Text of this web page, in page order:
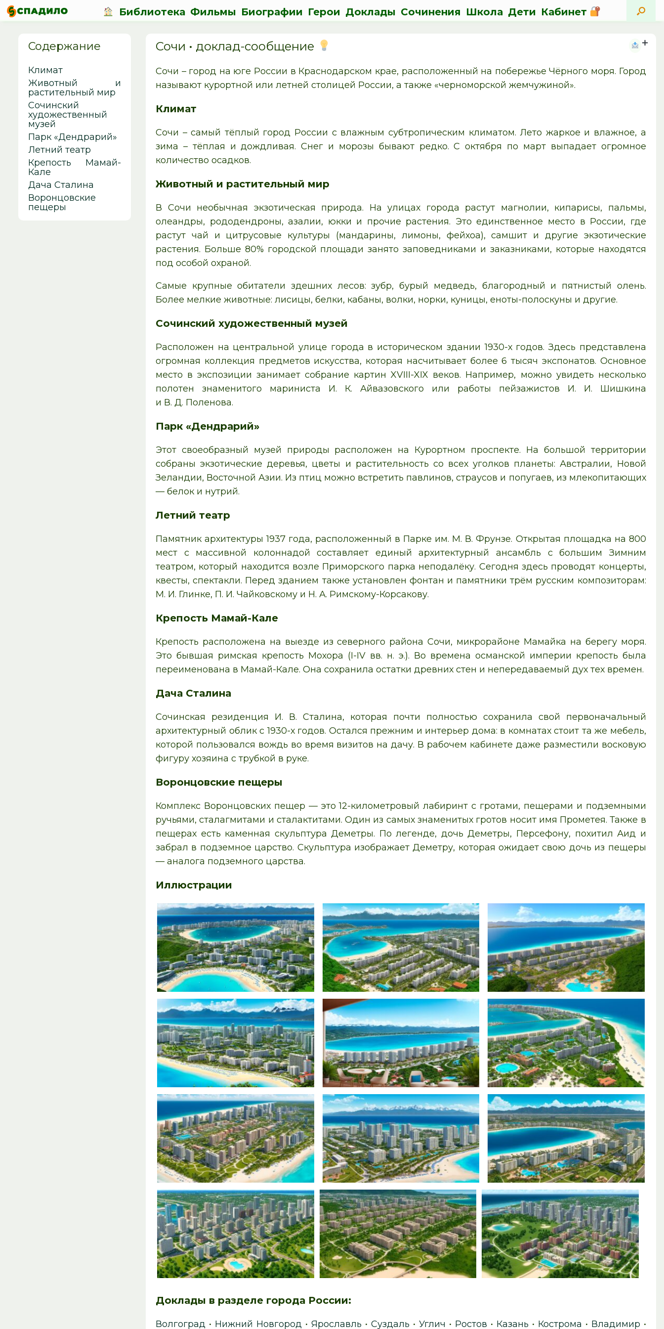
Библиотека Фильмы Биографии Герои Доклады Сочинения Школа Дети Кабинет
Сочи • доклад-сообщение
Сочи – город на юге России в Краснодарском крае, расположенный на побережье Чёрного моря. Город
называют курортной или летней столицей России, а также «черноморской жемчужиной».
Климат
Сочи – самый тёплый город России с влажным субтропическим климатом. Лето жаркое и влажное, а
зима – тёплая и дождливая. Снег и морозы бывают редко. С октября по март выпадает огромное
количество осадков.
Животный и растительный мир
В Сочи необычная экзотическая природа. На улицах города растут магнолии, кипарисы, пальмы,
олеандры, рододендроны, азалии, юкки и прочие растения. Это единственное место в России, где
растут чай и цитрусовые культуры (мандарины, лимоны, фейхоа), самшит и другие экзотические
растения. Больше 80% городской площади занято заповедниками и заказниками, которые находятся
под особой охраной.
Самые крупные обитатели здешних лесов: зубр, бурый медведь, благородный и пятнистый олень.
Более мелкие животные: лисицы, белки, кабаны, волки, норки, куницы, еноты-полоскуны и другие.
Сочинский художественный музей
Расположен на центральной улице города в историческом здании 1930-х годов. Здесь представлена
огромная коллекция предметов искусства, которая насчитывает более 6 тысяч экспонатов. Основное
место в экспозиции занимает собрание картин XVIII-XIX веков. Например, можно увидеть несколько
полотен знаменитого мариниста И. К. Айвазовского или работы пейзажистов И. И. Шишкина
и В. Д. Поленова.
Парк «Дендрарий»
Этот своеобразный музей природы расположен на Курортном проспекте. На большой территории
собраны экзотические деревья, цветы и растительность со всех уголков планеты: Австралии, Новой
Зеландии, Восточной Азии. Из птиц можно встретить павлинов, страусов и попугаев, из млекопитающих
— белок и нутрий.
Летний театр
Памятник архитектуры 1937 года, расположенный в Парке им. М. В. Фрунзе. Открытая площадка на 800
мест с массивной колоннадой составляет единый архитектурный ансамбль с большим Зимним
театром, который находится возле Приморского парка неподалёку. Сегодня здесь проводят концерты,
квесты, спектакли. Перед зданием также установлен фонтан и памятники трём русским композиторам:
М. И. Глинке, П. И. Чайковскому и Н. А. Римскому-Корсакову.
Крепость Мамай-Кале
Крепость расположена на выезде из северного района Сочи, микрорайоне Мамайка на берегу моря.
Это бывшая римская крепость Мохора (I-IV вв. н. э.). Во времена османской империи крепость была
переименована в Мамай-Кале. Она сохранила остатки древних стен и непередаваемый дух тех времен.
Дача Сталина
Сочинская резиденция И. В. Сталина, которая почти полностью сохранила свой первоначальный
архитектурный облик с 1930-х годов. Остался прежним и интерьер дома: в комнатах стоит та же мебель,
которой пользовался вождь во время визитов на дачу. В рабочем кабинете даже разместили восковую
фигуру хозяина с трубкой в руке.
Воронцовские пещеры
Комплекс Воронцовских пещер — это 12-километровый лабиринт с гротами, пещерами и подземными
ручьями, сталагмитами и сталактитами. Один из самых знаменитых гротов носит имя Прометея. Также в
пещерах есть каменная скульптура Деметры. По легенде, дочь Деметры, Персефону, похитил Аид и
забрал в подземное царство. Скульптура изображает Деметру, которая ожидает свою дочь из пещеры
— аналога подземного царства.
Иллюстрации
Доклады в разделе города России:
Волгоград • Нижний Новгород • Ярославль • Суздаль • Углич • Ростов • Казань • Кострома • Владимир •
Содержание
Климат
Животный и
растительный мир
Сочинский
художественный
музей
Парк «Дендрарий»
Летний театр
Крепость Мамай-
Кале
Дача Сталина
Воронцовские
пещеры